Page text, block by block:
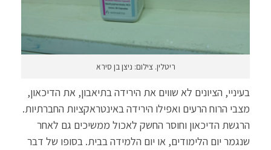
ריטלין. צילום: ניצן בן סירא
בעיניי, הציונים לא שווים את הירידה בתיאבון, את הדיכאון,
מצבי הרוח הרעים ואפילו הירידה באינטראקציות החברתיות.
הרגשת הדיכאון וחוסר החשק לאכול ממשיכים גם לאחר
שנגמר יום הלימודים, או יום הלמידה בבית. בסופו של דבר